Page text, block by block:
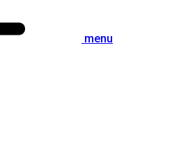
menu